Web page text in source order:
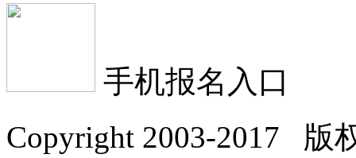
手机报名入口
Copyright 2003-2017 版